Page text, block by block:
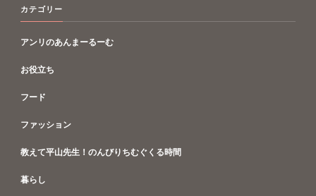
カテゴリー
アンリのあんまーるーむ
お役立ち
フード
ファッション
教えて平山先生！のんびりちむぐくる時間
暮らし